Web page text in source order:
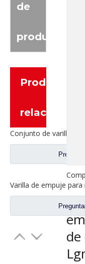
de
producto
Productos
relacionados
Preguntar